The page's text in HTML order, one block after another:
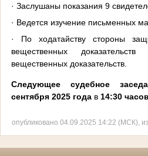
· Заслушаны показания 9
· Ведется изучение письменных
· По ходатайству стороны
вещественных
вещественных доказательств.
Следующее судебное
сентября 2025 года в 14:30 часов
опубликовано 04.09.2025 14:22 (МСК),